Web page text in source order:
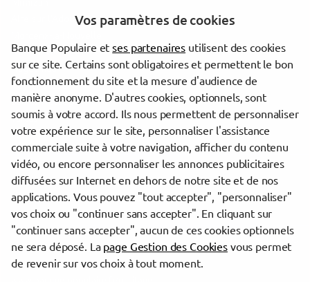
Aire-sur-l'Adour
Saint-Sever
Hagetmau
Peyrehorade
Soorts-Hossegor
Tartas
Léon
Trouver une agence Banque Populaire
Landes
evermaps ©
Vos paramètres de cookies
Banque Populaire etses partenaires utilisent des cookies
sur ce site. Certains sont obligatoires et permettent le bon
fonctionnement du site et la mesure d'audience de
manière anonyme. D'autres cookies, optionnels, sont
soumis à votre accord. Ils nous permettent de personnaliser
votre expérience sur le site, personnaliser l'assistance
commerciale suite à votre navigation, afficher du contenu
vidéo, ou encore personnaliser les annonces publicitaires
diffusées sur Internet en dehors de notre site et de nos
applications. Vous pouvez "tout accepter", "personnaliser"
vos choix ou "continuer sans accepter". En cliquant sur
"continuer sans accepter", aucun de ces cookies optionnels
ne sera déposé. La page Gestion des Cookiesvous permet
de revenir sur vos choix à tout moment.